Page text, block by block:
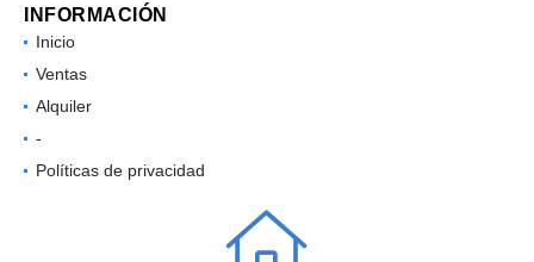
INFORMACIÓN
Inicio
Ventas
Alquiler
-
Políticas de privacidad